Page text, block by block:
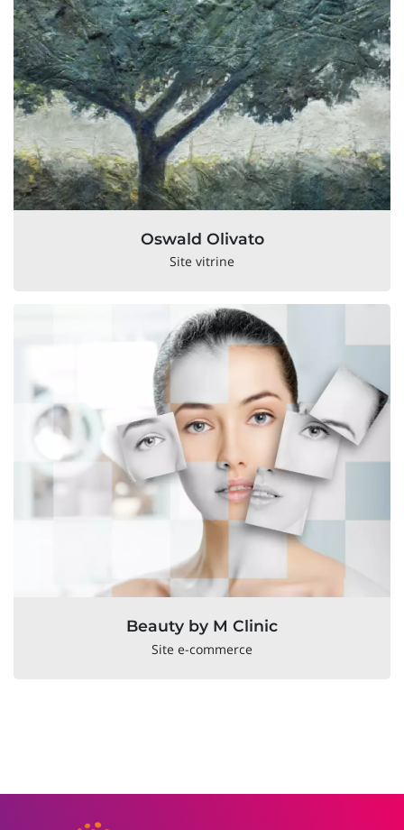
Oswald Olivato
Site vitrine
Beauty by M Clinic
Site e-commerce